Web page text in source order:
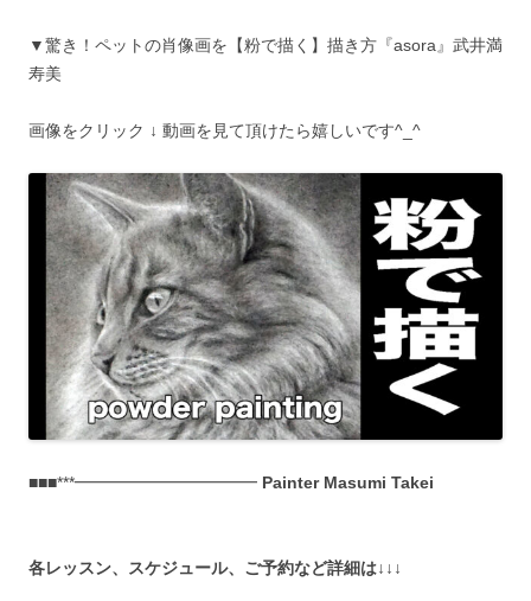
▼驚き！ペットの肖像画を【粉で描く】描き方『asora』武井満
寿美
画像をクリック ↓ 動画を見て頂けたら嬉しいです^_^
■■■***━━━━━━━━━━━ Painter Masumi Takei
各レッスン、スケジュール、ご予約など詳細は↓↓↓